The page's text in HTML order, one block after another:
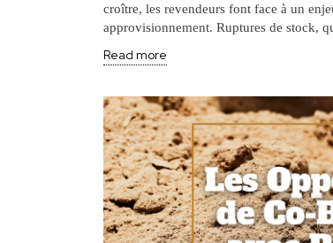
croître, les revendeurs font face à un
approvisionnement. Ruptures de stock,
Read more